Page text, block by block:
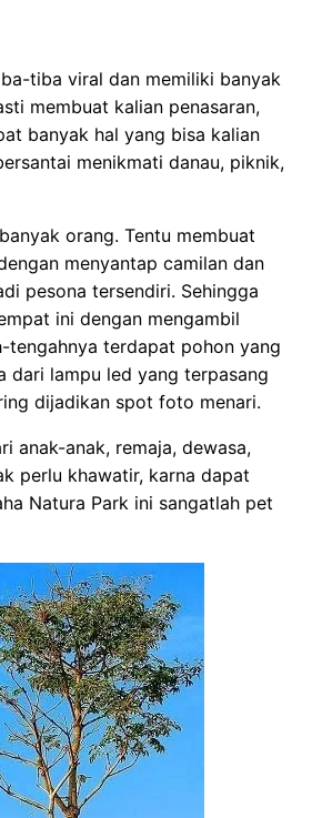
tiba viral dan memiliki banyak
membuat kalian penasaran,
banyak hal yang bisa kalian
menikmati danau, piknik,
orang. Tentu membuat
menyantap camilan dan
pesona tersendiri. Sehingga
ini dengan mengambil
terdapat pohon yang
dari lampu led yang terpasang
dijadikan spot foto menari.
anak-anak, remaja, dewasa,
perlu khawatir, karna dapat
Natura Park ini sangatlah pet